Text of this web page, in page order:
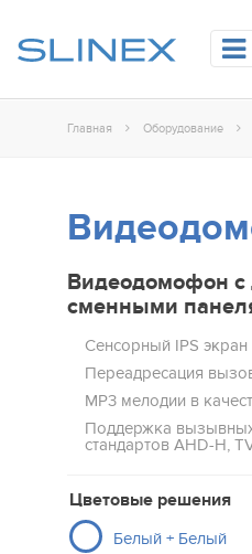
Главная Оборудование
Видеодомофон
сменными
Сенсорный IPS
Переадресация
MP3 мелодии в
Поддержка
стандартов AHD-H,
Цветовые решения
Белый + Белый